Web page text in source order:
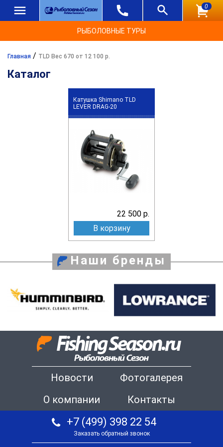
0
РЫБОЛОВНЫЕ ТУРЫ
Главная / TLD Вес 670 от 12 100 р.
Каталог
Катушка Shimano TLD
LEVER DRAG-20
22 500 р.
В корзину
Наши бренды
Новости
Фотогалерея
О компании
Контакты
+7 (499) 398 22 54
Заказать обратный звонок